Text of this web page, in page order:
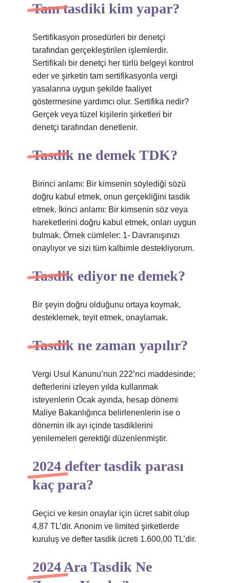
Tam tasdiki kim yapar?
Sertifikasyon prosedürleri bir denetçi
tarafından gerçekleştirilen işlemlerdir.
Sertifikalı bir denetçi her türlü belgeyi kontrol
eder ve şirketin tam sertifikasyonla vergi
yasalarına uygun şekilde faaliyet
göstermesine yardımcı olur. Sertifika nedir?
Gerçek veya tüzel kişilerin şirketleri bir
denetçi tarafından denetlenir.
Tasdik ne demek TDK?
Birinci anlamı: Bir kimsenin söylediği sözü
doğru kabul etmek, onun gerçekliğini tasdik
etmek. İkinci anlamı: Bir kimsenin söz veya
hareketlerini doğru kabul etmek, onları uygun
bulmak. Örnek cümleler: 1- Davranışınızı
onaylıyor ve sizi tüm kalbimle destekliyorum.
Tasdik ediyor ne demek?
Bir şeyin doğru olduğunu ortaya koymak,
desteklemek, teyit etmek, onaylamak.
Tasdik ne zaman yapılır?
Vergi Usul Kanunu’nun 222’nci maddesinde;
defterlerini izleyen yılda kullanmak
isteyenlerin Ocak ayında, hesap dönemi
Maliye Bakanlığınca belirlenenlerin ise o
dönemin ilk ayı içinde tasdiklerini
yenilemeleri gerektiği düzenlenmiştir.
2024 defter tasdik parası
kaç para?
Geçici ve kesin onaylar için ücret sabit olup
4,87 TL’dir. Anonim ve limited şirketlerde
kuruluş ve defter tasdik ücreti 1.600,00 TL’dir.
2024 Ara Tasdik Ne